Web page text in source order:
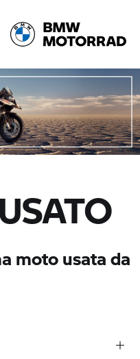
moto usata da